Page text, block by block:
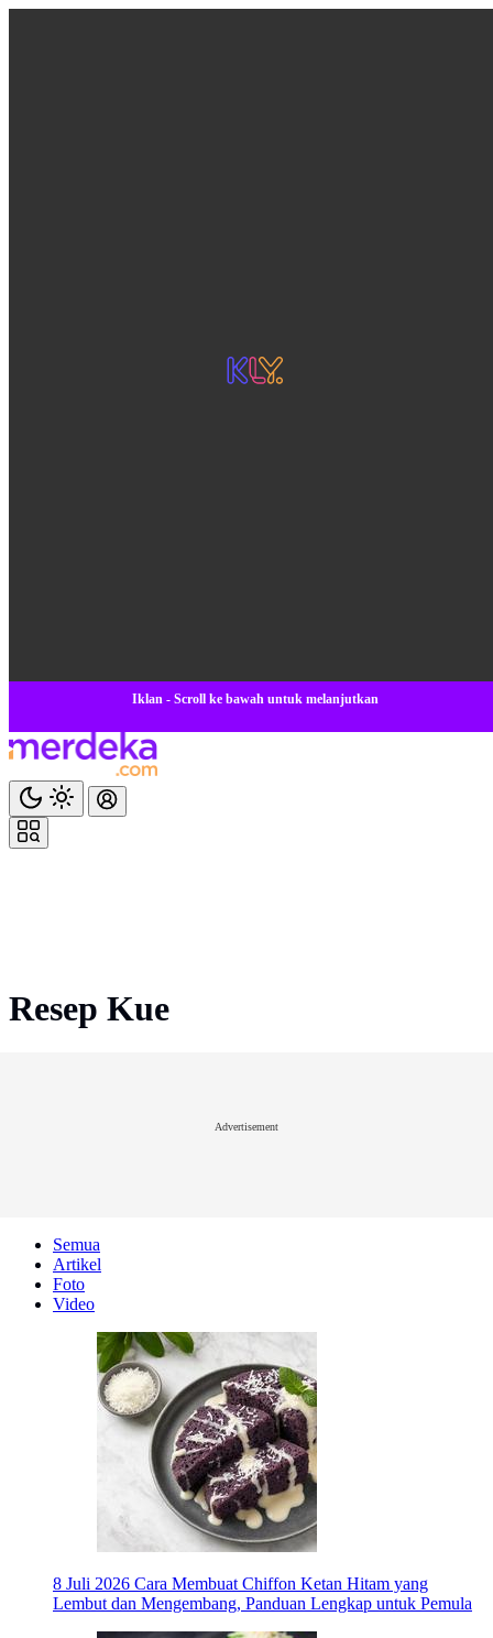
Iklan - Scroll ke bawah untuk melanjutkan
Resep Kue
Advertisement
Semua
Artikel
Foto
Video
8 Juli 2026 Cara Membuat Chiffon Ketan Hitam yang
Lembut dan Mengembang, Panduan Lengkap untuk Pemula